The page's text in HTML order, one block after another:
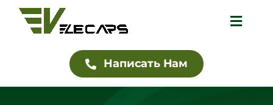
Skip
Toggle
Написать Нам